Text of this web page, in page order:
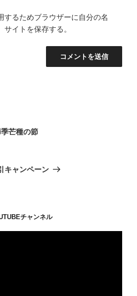
するためブラウザーに自分の名
イトを保存する。
芒種の節
キャンペーン
チャンネル